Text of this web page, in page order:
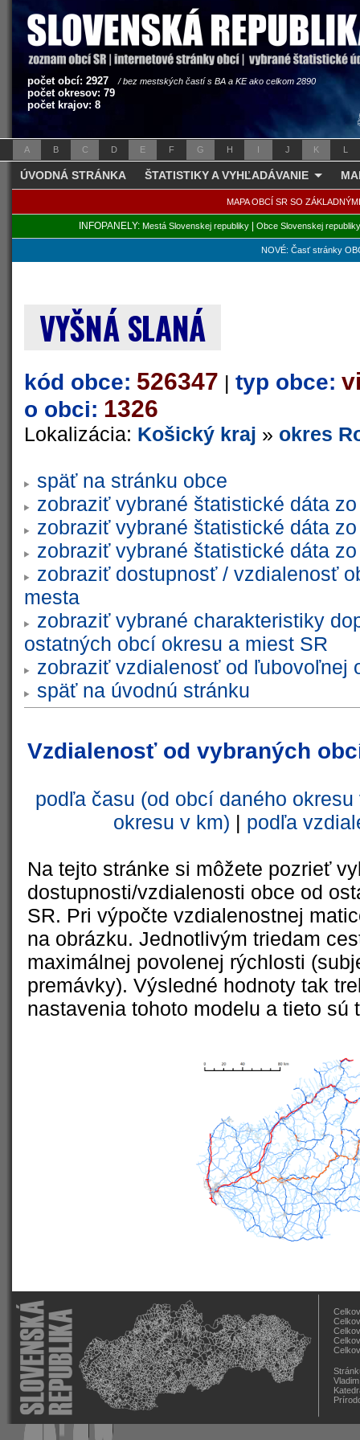
počet obcí: 2927 / bez mestských častí s BA a KE ako celkom 2890
počet okresov: 79
počet krajov: 8
A B C D E F G H I J K L
ÚVODNÁ STRÁNKA ŠTATISTIKY A VYHĽADÁVANIE
MAPA OBCÍ SR SO
INFOPANELY: Mestá Slovenskej republiky| Obce Slovenskej republiky
NOVÉ: Časť stránky
VYŠNÁ SLANÁ
kód obce: 526347 | typ obce:
o obci: 1326
Lokalizácia: Košický kraj » okres
späť na stránku obce
zobraziť vybrané štatistické dáta
zobraziť vybrané štatistické dáta
zobraziť vybrané štatistické dáta
zobraziť dostupnosť / vzdialenosť
mesta
zobraziť vybrané charakteristiky
ostatných obcí okresu a miest SR
zobraziť vzdialenosť od ľubovoľnej
späť na úvodnú stránku
Vzdialenosť od vybraných
podľa času (od obcí daného okresu
okresu v km) | podľa
Na tejto stránke si môžete pozrieť
dostupnosti/vzdialenosti obce od
SR. Pri výpočte vzdialenostnej
na obrázku. Jednotlivým triedam
maximálnej povolenej rýchlosti
premávky). Výsledné hodnoty tak
nastavenia tohoto modelu a tieto